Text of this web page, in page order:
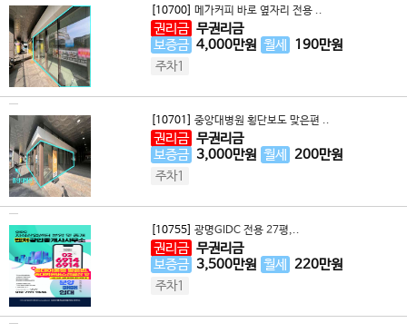
[10700] 메가커피 바로 옆자리 전용 ..
권리금 무권리금
보증금 4,000만원 월세 190만원
주차1
[10701] 중앙대병원 횡단보도 맞은편 ..
권리금 무권리금
보증금 3,000만원 월세 200만원
주차1
[10755] 광명GIDC 전용 27평,..
권리금 무권리금
보증금 3,500만원 월세 220만원
주차1